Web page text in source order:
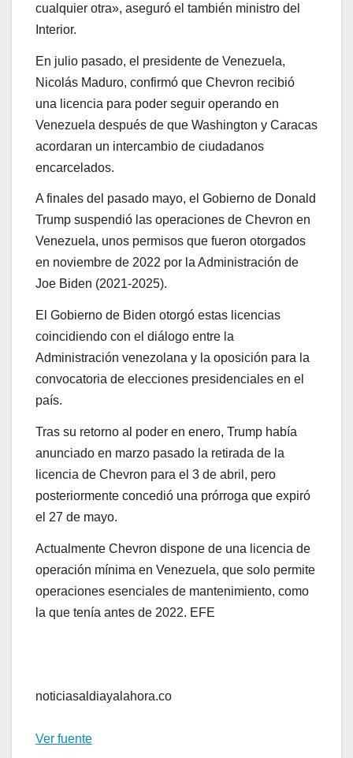
cualquier otra», aseguró el también ministro del
Interior.
En julio pasado, el presidente de Venezuela,
Nicolás Maduro, confirmó que Chevron recibió
una licencia para poder seguir operando en
Venezuela después de que Washington y Caracas
acordaran un intercambio de ciudadanos
encarcelados.
A finales del pasado mayo, el Gobierno de Donald
Trump suspendió las operaciones de Chevron en
Venezuela, unos permisos que fueron otorgados
en noviembre de 2022 por la Administración de
Joe Biden (2021-2025).
El Gobierno de Biden otorgó estas licencias
coincidiendo con el diálogo entre la
Administración venezolana y la oposición para la
convocatoria de elecciones presidenciales en el
país.
Tras su retorno al poder en enero, Trump había
anunciado en marzo pasado la retirada de la
licencia de Chevron para el 3 de abril, pero
posteriormente concedió una prórroga que expiró
el 27 de mayo.
Actualmente Chevron dispone de una licencia de
operación mínima en Venezuela, que solo permite
operaciones esenciales de mantenimiento, como
la que tenía antes de 2022. EFE
noticiasaldiayalahora.co
Ver fuente